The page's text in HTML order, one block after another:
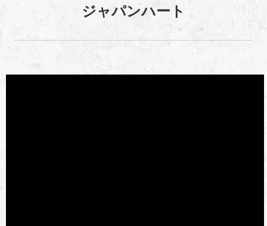
ジャパンハート